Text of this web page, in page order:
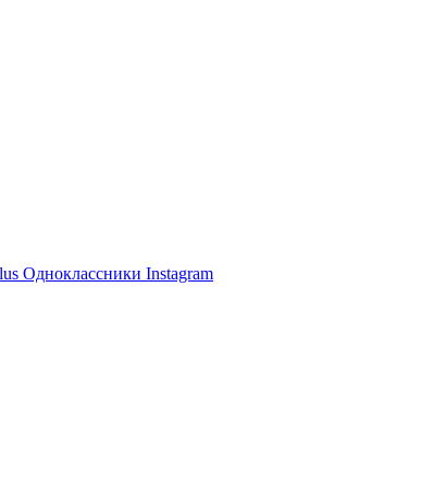
Одноклассники Instagram